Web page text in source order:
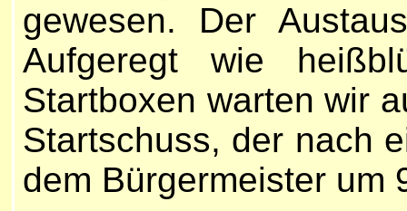
gewesen. Der
Aufgeregt wie
Startboxen warten wir
Startschuss, der nach
dem Bürgermeister um